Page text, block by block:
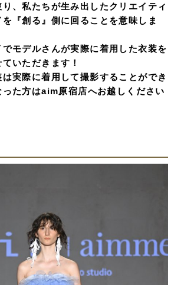
、私たちが生み出したクリエイティ
『創る』側に回ることを意味しま
モデルさんが実際に着用した衣装を
いただきます！
実際に着用して撮影することができ
った方はaim原宿店へお越しください